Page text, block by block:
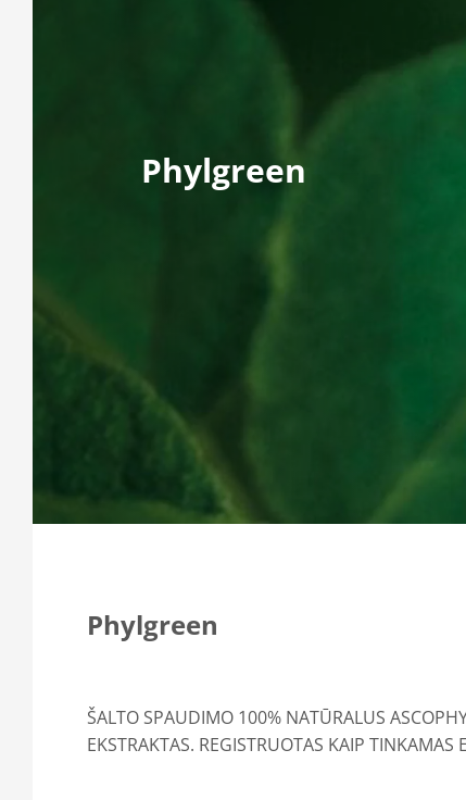
Phylgreen
Phylgreen
ŠALTO SPAUDIMO 100% NATŪRALUS
EKSTRAKTAS. REGISTRUOTAS KAIP